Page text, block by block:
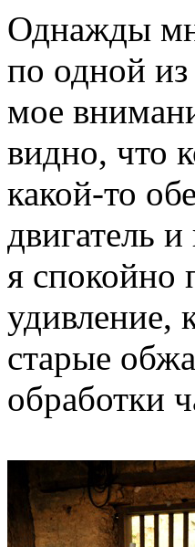
Однажды
по одной
мое
видно, что
какой-то
двигатель
я спокойно
удивление,
старые
обработки